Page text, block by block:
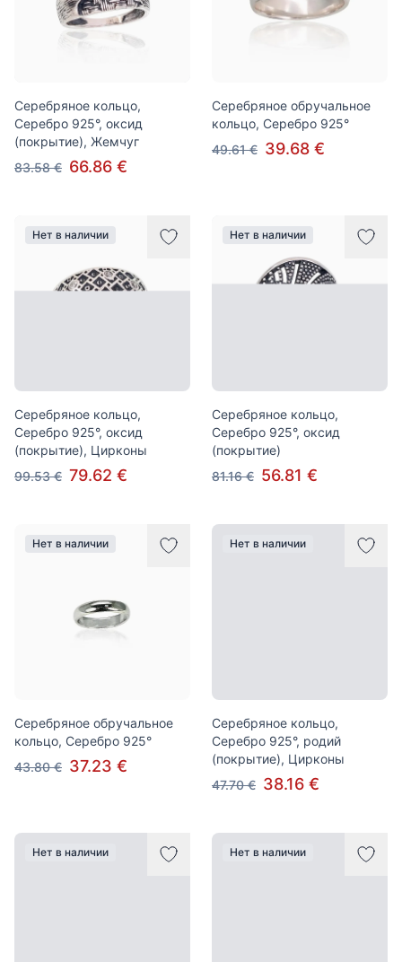
Серебряное кольцо,
Серебро 925°, оксид
(покрытие), Жемчуг
83.58 € 66.86 €
Серебряное обручальное
кольцо, Серебро 925°
49.61 € 39.68 €
Нет в наличии
Серебряное кольцо,
Серебро 925°, оксид
(покрытие), Цирконы
99.53 € 79.62 €
Нет в наличии
Серебряное кольцо,
Серебро 925°, оксид
(покрытие)
81.16 € 56.81 €
Нет в наличии
Серебряное обручальное
кольцо, Серебро 925°
43.80 € 37.23 €
Нет в наличии
Серебряное кольцо,
Серебро 925°, родий
(покрытие), Цирконы
47.70 € 38.16 €
Нет в наличии Нет в наличии